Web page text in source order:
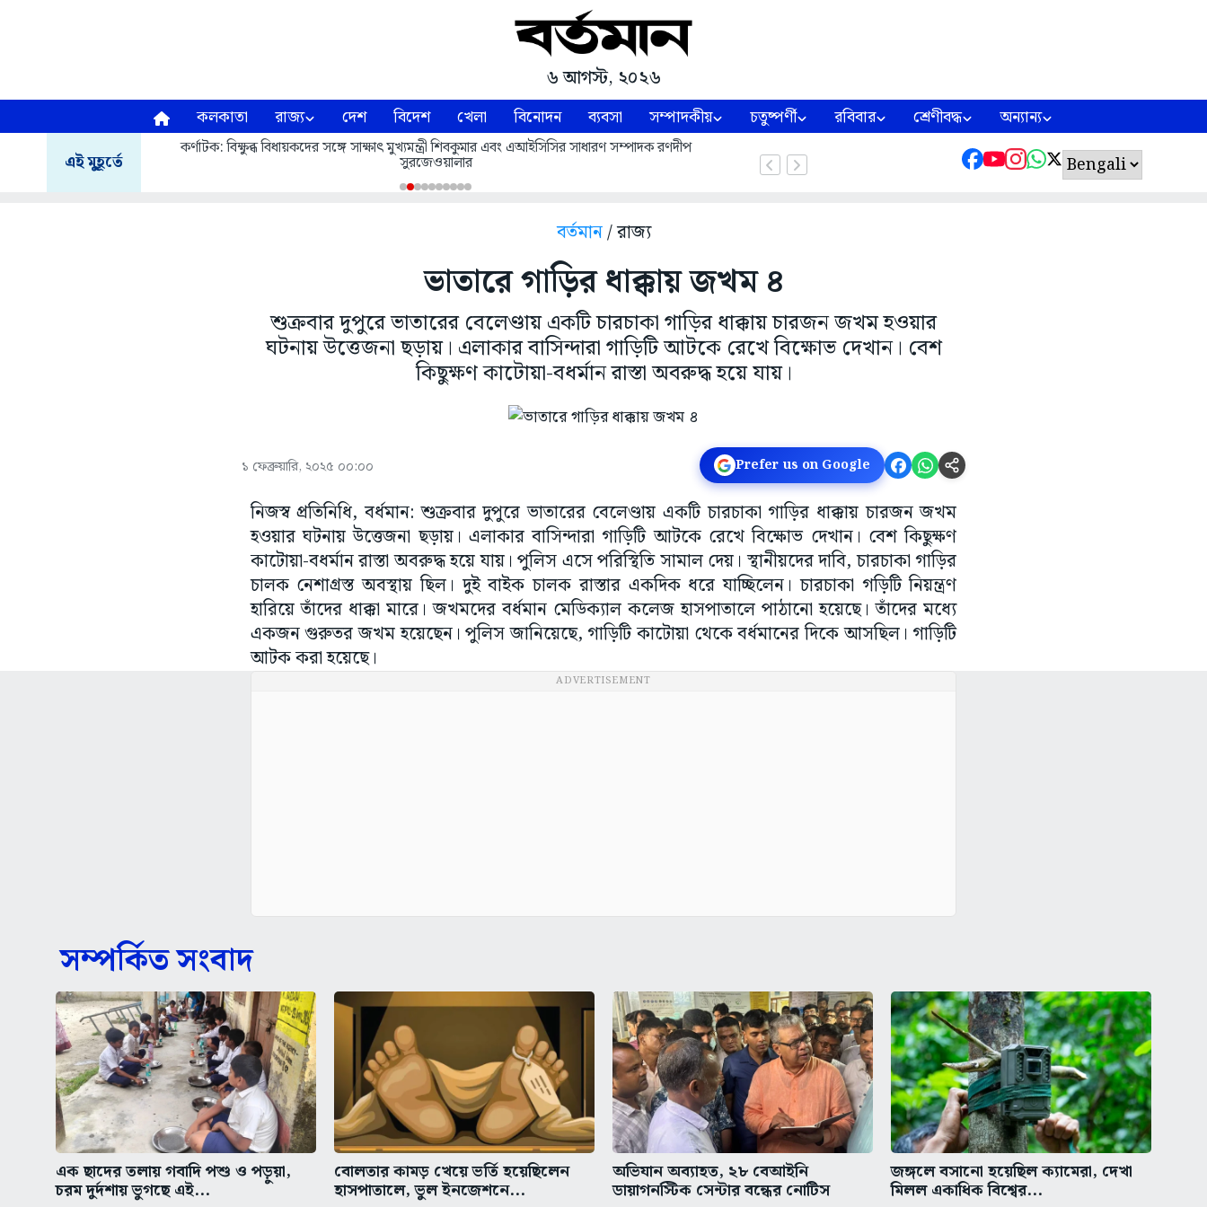
৬ আগস্ট, ২০২৬
কলকাতা রাজ্য দেশ বিদেশ খেলা বিনোদন ব্যবসা সম্পাদকীয় চতুষ্পর্ণী রবিবার শ্রেণীবদ্ধ অন্যান্য
এই মুহূর্তে
কর্ণাটক: বিক্ষুব্ধ বিধায়কদের সঙ্গে সাক্ষাৎ মুখ্যমন্ত্রী শিবকুমার এবং এআইসিসির সাধারণ সম্পাদক রণদীপ
সুরজেওয়ালার
বর্তমান/ রাজ্য
ভাতারে গাড়ির ধাক্কায় জখম ৪
শুক্রবার দুপুরে ভাতারের বেলেণ্ডায় একটি চারচাকা গাড়ির ধাক্কায় চারজন জখম হওয়ার
ঘটনায় উত্তেজনা ছড়ায়। এলাকার বাসিন্দারা গাড়িটি আটকে রেখে বিক্ষোভ দেখান। বেশ
কিছুক্ষণ কাটোয়া-বধর্মান রাস্তা অবরুদ্ধ হয়ে যায়।
১ ফেব্রুয়ারি, ২০২৫ ০০:০০ Prefer us on Google
নিজস্ব প্রতিনিধি, বর্ধমান: শুক্রবার দুপুরে ভাতারের বেলেণ্ডায় একটি চারচাকা গাড়ির ধাক্কায় চারজন জখম
হওয়ার ঘটনায় উত্তেজনা ছড়ায়। এলাকার বাসিন্দারা গাড়িটি আটকে রেখে বিক্ষোভ দেখান। বেশ কিছুক্ষণ
কাটোয়া-বধর্মান রাস্তা অবরুদ্ধ হয়ে যায়। পুলিস এসে পরিস্থিতি সামাল দেয়। স্থানীয়দের দাবি, চারচাকা গাড়ির
চালক নেশাগ্রস্ত অবস্থায় ছিল। দুই বাইক চালক রাস্তার একদিক ধরে যাচ্ছিলেন। চারচাকা গড়িটি নিয়ন্ত্রণ
হারিয়ে তাঁদের ধাক্কা মারে। জখমদের বর্ধমান মেডিক্যাল কলেজ হাসপাতালে পাঠানো হয়েছে। তাঁদের মধ্যে
একজন গুরুতর জখম হয়েছেন। পুলিস জানিয়েছে, গাড়িটি কাটোয়া থেকে বর্ধমানের দিকে আসছিল। গাড়িটি
আটক করা হয়েছে।
ADVERTISEMENT
সম্পর্কিত সংবাদ
এক ছাদের তলায় গবাদি পশু ও পড়ুয়া,
চরম দুর্দশায় ভুগছে এই...
বোলতার কামড় খেয়ে ভর্তি হয়েছিলেন
হাসপাতালে, ভুল ইনজেশনে...
অভিযান অব্যাহত, ২৮ বেআইনি
ডায়াগনস্টিক সেন্টার বন্ধের নোটিস
জঙ্গলে বসানো হয়েছিল ক্যামেরা, দেখা
মিলল একাধিক বিশ্বের...